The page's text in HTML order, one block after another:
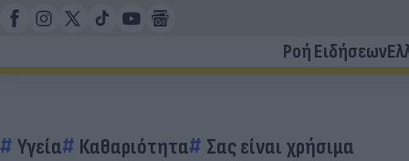
Ροή Ειδήσεων
Υγεία Καθαριότητα Σας είναι χρήσιμα